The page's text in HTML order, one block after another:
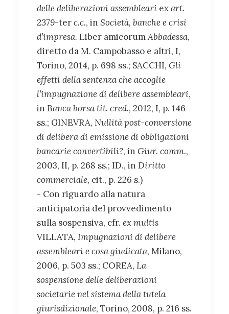
delle deliberazioni assembleari exart.
2379-terc.c., in Società, banche e crisi
d’impresa. Liber amicorumAbbadessa,
diretto da M. Campobasso e altri, I,
Torino, 2014, p. 698 ss.; SACCHI, Gli
effetti della sentenza che accoglie
l’impugnazione di delibere assembleari,
in Banca borsa tit. cred., 2012, I, p. 146
ss.; GINEVRA, Nullità post-conversione
di delibera di emissione di obbligazioni
bancarie convertibili?, in Giur. comm.,
2003, II, p. 268 ss.; ID., in Diritto
commerciale, cit., p. 226 s.)
- Con riguardo alla natura
anticipatoria del provvedimento
sulla sospensiva, cfr. ex multis
VILLATA, Impugnazioni di delibere
assembleari e cosa giudicata, Milano,
2006, p. 503 ss.; COREA, La
sospensione delle deliberazioni
societarie nel sistema della tutela
giurisdizionale, Torino, 2008, p. 216 ss.